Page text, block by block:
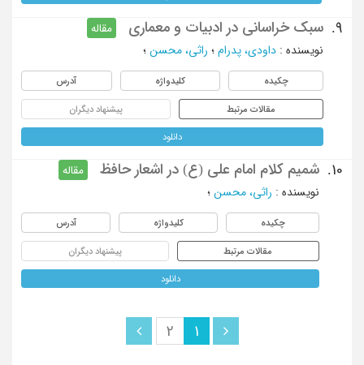
9. سبک خراسانی در ادبیات و معماری
مقاله
نویسنده : داودی، پدرام ؛ راثی، محسن ؛
چکیده کلیدواژه آدرس
مقالات مرتبط پیشنهاد دیگران
دانلود
10. شمیم کلام امام علی (ع) در اشعار حافظ
مقاله
نویسنده : راثی، محسن ؛
چکیده کلیدواژه آدرس
مقالات مرتبط پیشنهاد دیگران
دانلود
1
2